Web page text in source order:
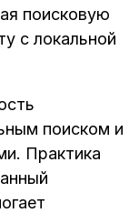
поисковую
с локальной
поиском и
Практика